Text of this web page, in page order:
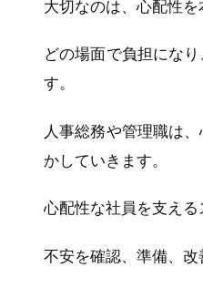
大切なのは、心配性
どの場面で負担にな
す。
人事総務や管理職は
かしていきます。
心配性な社員を支え
不安を確認、準備、